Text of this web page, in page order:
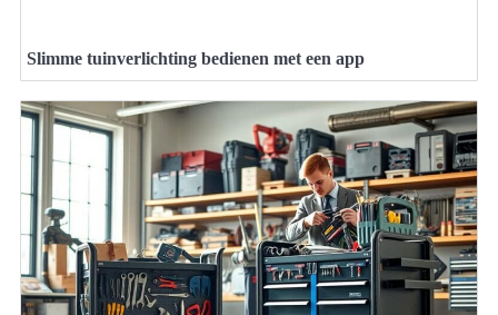
Slimme tuinverlichting bedienen met een app